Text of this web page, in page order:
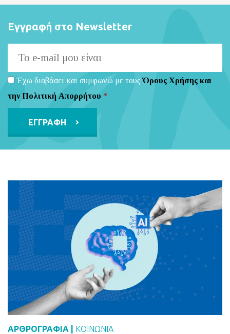
Εγγραφή στο Newsletter
Έχω διαβάσει και συμφωνώ με τουςΌρους Χρήσης και
την Πολιτική Απορρήτου *
ΑΡΘΡΟΓΡΑΦΙΑ | ΚΟΙΝΩΝΙΑ